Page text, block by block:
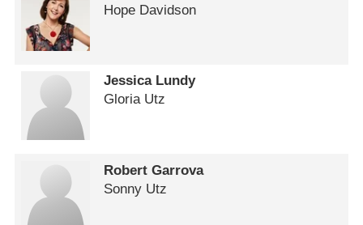
Hope Davidson
Jessica Lundy
Gloria Utz
Robert Garrova
Sonny Utz